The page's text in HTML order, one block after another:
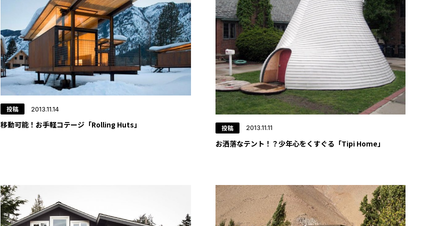
投稿 2013.11.14
移動可能！お手軽コテージ「Rolling Huts」 投稿 2013.11.11
お洒落なテント！？少年心をくすぐる「Tipi Home」
︎タイニーハウス
イベント情報
︎用語集
︎中古専門サイト
CORE SESSIONS
Life is Beautiful
世界を変える、〇〇
未来暮らし方会議
YADOKARIの自由研究